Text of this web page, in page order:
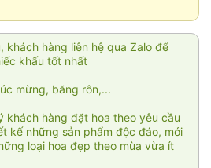
khách hàng liên hệ qua Zalo để
khấu tốt nhất
mừng, băng rôn,...
khách hàng đặt hoa theo yêu cầu
kế những sản phẩm độc đáo, mới
loại hoa đẹp theo mùa vừa ít